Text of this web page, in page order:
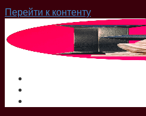
Перейти к контенту